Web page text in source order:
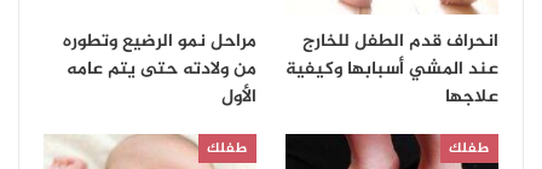
انحراف قدم الطفل للخارج
عند المشي أسبابها وكيفية
علاجها
مراحل نمو الرضيع وتطوره
من ولادته حتى يتم عامه
الأول
طفلك طفلك